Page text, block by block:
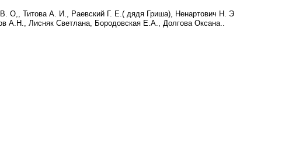
О,, Титова А. И., Раевский Г. Е.( дядя Гриша), Ненартович Н. Э
Лисняк Светлана, Бородовская Е.А., Долгова Оксана..